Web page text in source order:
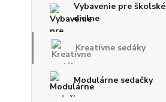
Vybavenie pre školské
dielne
Kreatívne sedáky
Modulárne sedačky